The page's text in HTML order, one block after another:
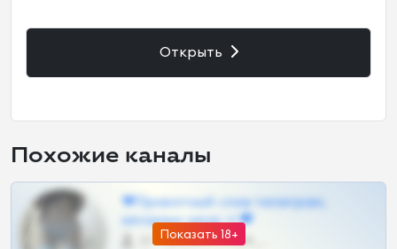
Открыть
Похожие каналы
Показать 18+
❤Приватный слив телеграм,
шкодных шкур тг❤
57 •